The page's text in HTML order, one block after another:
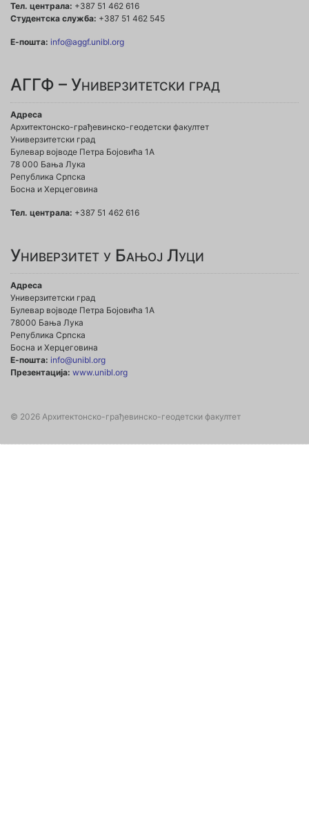
Тел. централа: +387 51 462 616
Студентска служба: +387 51 462 545
Е-пошта: info@aggf.unibl.org
АГГФ – Универзитетски град
Адреса
Архитектонско-грађевинско-геодетски факултет
Универзитетски град
Булевар војводе Петра Бојовића 1A
78 000 Бања Лука
Република Српска
Босна и Херцеговина
Тел. централа: +387 51 462 616
Универзитет у Бањој Луци
Адреса
Универзитетски град
Булевар војводе Петра Бојовића 1А
78000 Бања Лука
Република Српска
Босна и Херцеговина
Е-пошта: info@unibl.org
Презентација: www.unibl.org
© 2026 Архитектонско-грађевинско-геодетски факултет